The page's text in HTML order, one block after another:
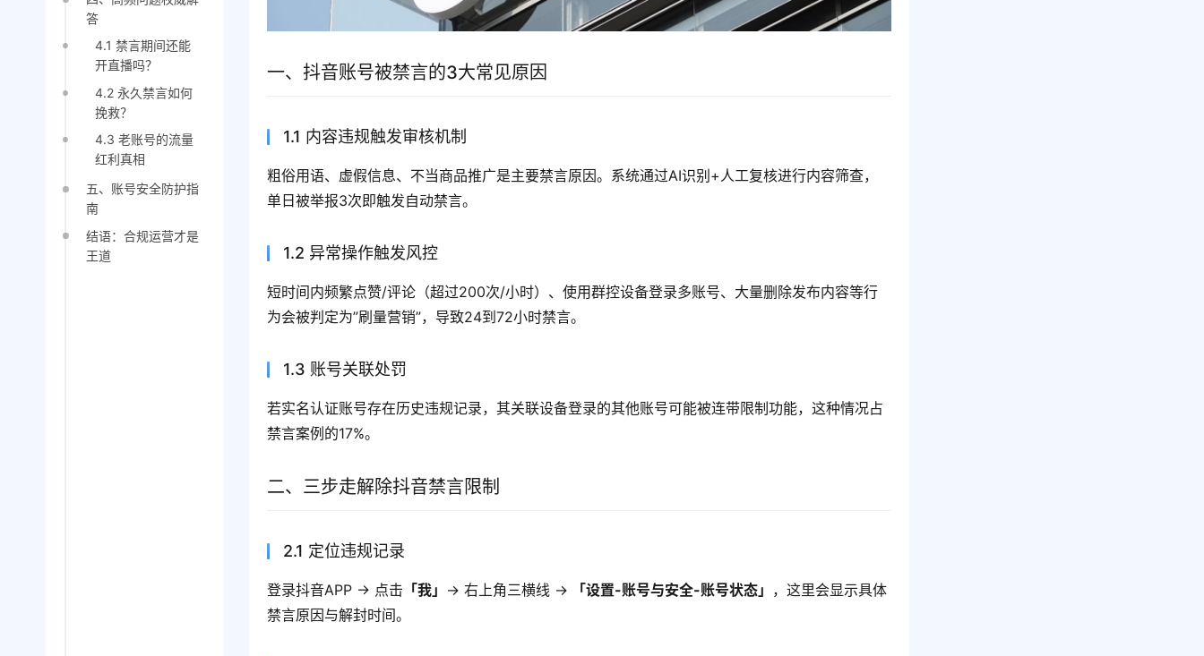
答
4.1 禁言期间还能
开直播吗？
4.2 永久禁言如何
挽救？
4.3 老账号的流量
红利真相
五、账号安全防护指
南
结语：合规运营才是
王道
一、抖音账号被禁言的3大常见原因
1.1 内容违规触发审核机制
粗俗用语、虚假信息、不当商品推广是主要禁言原因。系统通过AI识别+人工复核进行内容筛查，
单日被举报3次即触发自动禁言。
1.2 异常操作触发风控
短时间内频繁点赞/评论（超过200次/小时）、使用群控设备登录多账号、大量删除发布内容等行
为会被判定为”刷量营销”，导致24到72小时禁言。
1.3 账号关联处罚
若实名认证账号存在历史违规记录，其关联设备登录的其他账号可能被连带限制功能，这种情况占
禁言案例的17%。
二、三步走解除抖音禁言限制
2.1 定位违规记录
登录抖音APP → 点击 「我」 → 右上角三横线 → 「设置-账号与安全-账号状态」 ，这里会显示具体
禁言原因与解封时间。